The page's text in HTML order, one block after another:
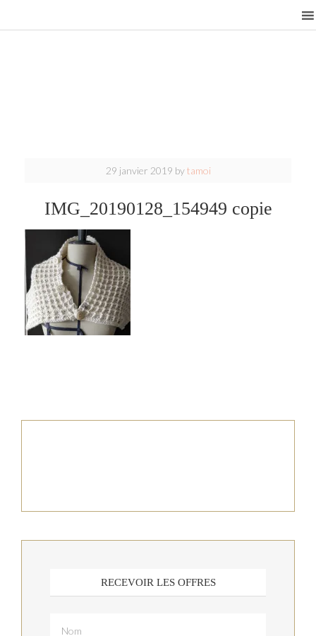
29 janvier 2019 bytamoi
IMG_20190128_154949 copie
RECEVOIR LES OFFRES